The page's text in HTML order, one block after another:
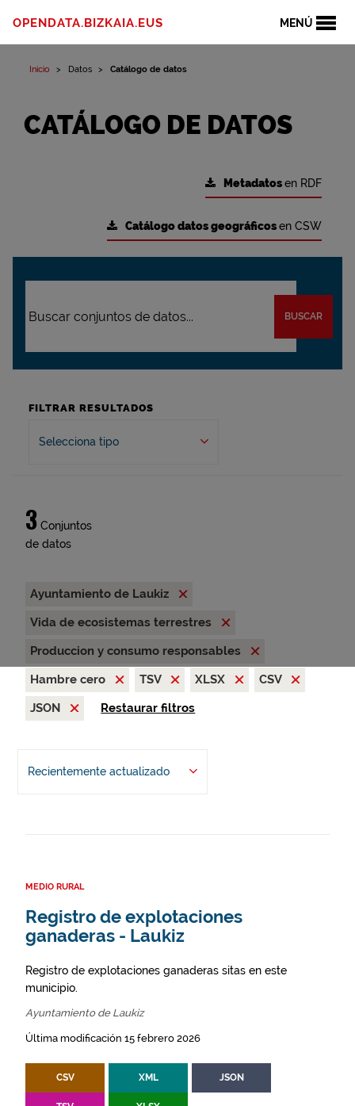
MENÚ
OPENDATA.BIZKAIA.EUS
Inicio Datos Catálogo de datos
CATÁLOGO DE DATOS
Metadatosen RDF
Catálogo datos geográficosen CSW
BUSCAR
FILTRAR RESULTADOS
Selecciona tipo
3 Conjuntos
de datos
Ayuntamiento de Laukiz
Vida de ecosistemas terrestres
Produccion y consumo responsables
Hambre cero
TSV XLSX
CSV
JSON
Restaurar filtros
Recientemente actualizado
MEDIO RURAL
Registro de explotaciones
ganaderas - Laukiz
Registro de explotaciones ganaderas sitas en este
municipio.
Ayuntamiento de Laukiz
Última modificación 15 febrero 2026
CSV XML JSON